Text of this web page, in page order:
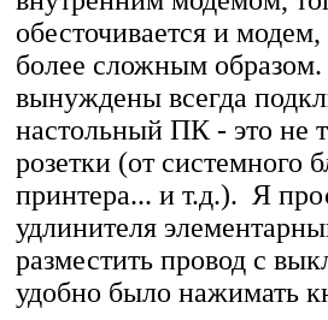
обесточивается и
более сложным
вынуждены всегда
настольный ПК - это не
розетки (от системного
принтера... и т.д.). Я
удлинителя
разместить провод с
удобно было нажимать